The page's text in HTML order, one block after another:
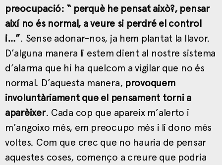
preocupació: “ perquè he pensat això?, pensar
així no és normal, a veure si perdré el control
i…”. Sense adonar-nos, ja hem plantat la llavor.
D’alguna manera li estem dient al nostre sistema
d’alarma que hi ha quelcom a vigilar que no és
normal. D’aquesta manera, provoquem
involuntàriament que el pensament torni a
aparèixer. Cada cop que apareix m’alerto i
m’angoixo més, em preocupo més i li dono més
voltes. Com que crec que no hauria de pensar
aquestes coses, començo a creure que podria